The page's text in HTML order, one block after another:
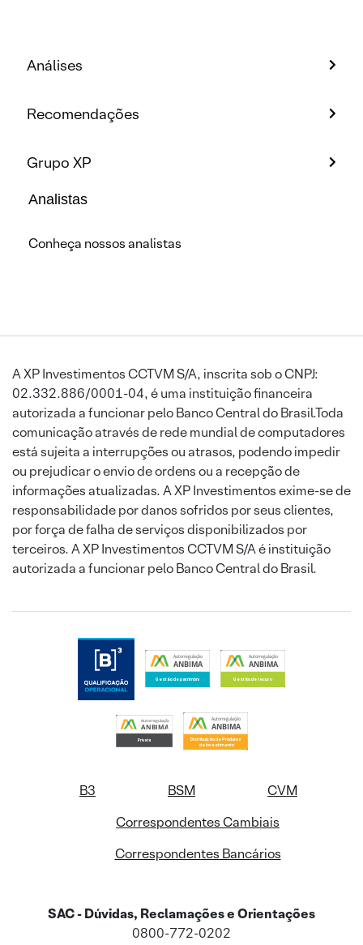
Análises
Recomendações
Grupo XP
Analistas
Conheça nossos analistas
A XP Investimentos CCTVM S/A, inscrita sob o CNPJ:
02.332.886/0001-04, é uma instituição financeira
autorizada a funcionar pelo Banco Central do Brasil.Toda
comunicação através de rede mundial de computadores
está sujeita a interrupções ou atrasos, podendo impedir
ou prejudicar o envio de ordens ou a recepção de
informações atualizadas. A XP Investimentos exime-se de
responsabilidade por danos sofridos por seus clientes,
por força de falha de serviços disponibilizados por
terceiros. A XP Investimentos CCTVM S/A é instituição
autorizada a funcionar pelo Banco Central do Brasil.
B3 BSM
CVM
Correspondentes Cambiais
Correspondentes Bancários
SAC - Dúvidas, Reclamações e Orientações
0800-772-0202